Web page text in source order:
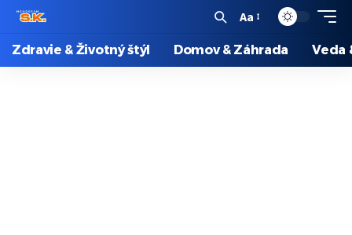
Aa
Zdravie & Životný štýl Domov & Záhrada Veda